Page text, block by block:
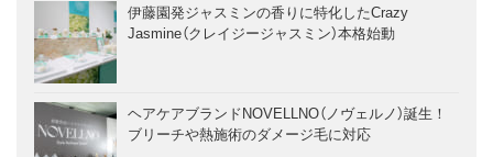
伊藤園発ジャスミンの香りに特化したCrazy
Jasmine（クレイジージャスミン）本格始動
ヘアケアブランドNOVELLNO（ノヴェルノ）誕生！
ブリーチや熱施術のダメージ毛に対応